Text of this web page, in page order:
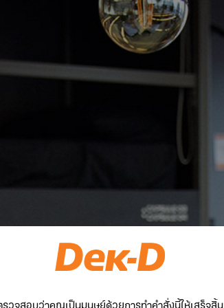
รวจสอบว่าคุณเป็นมนุษย์ด้วยการทำคำสั่งนี้ให้เสร็จสิ้น